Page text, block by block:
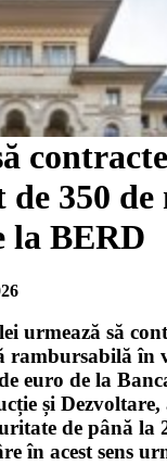
350 de
la BERD
urmează să
rambursabilă în
euro de la
și Dezvoltare,
de până la
în acest sens